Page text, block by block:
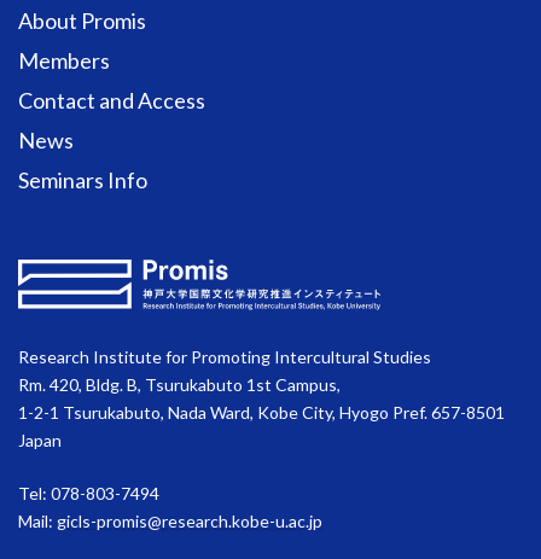
About Promis
Members
Contact and Access
News
Seminars Info
Research Institute for Promoting Intercultural Studies
Rm. 420, Bldg. B, Tsurukabuto 1st Campus,
1-2-1 Tsurukabuto, Nada Ward, Kobe City, Hyogo Pref. 657-8501
Japan
Tel: 078-803-7494
Mail: gicls-promis@research.kobe-u.ac.jp